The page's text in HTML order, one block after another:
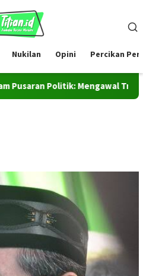
Nukilan Opini Percikan
Mengawal Transparansi